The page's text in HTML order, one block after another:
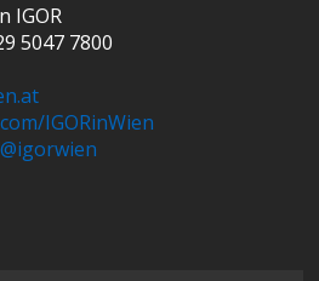
IGOR
5047 7800
IGORinWien